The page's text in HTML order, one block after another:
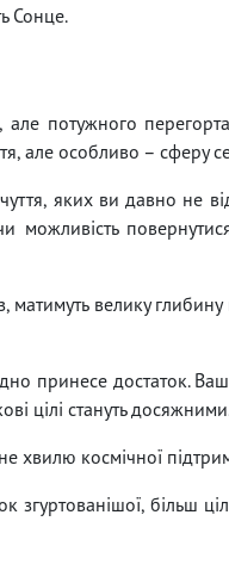
Сонце.
потужного
але особливо – сферу
яких ви давно не
можливість
велику
принесе достаток.
цілі стануть
хвилю космічної
більш